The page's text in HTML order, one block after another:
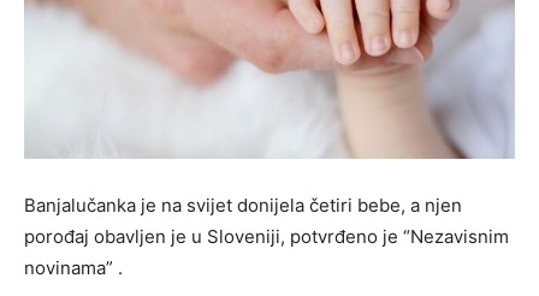
Banjalučanka je na svijet donijela četiri bebe, a njen
porođaj obavljen je u Sloveniji, potvrđeno je “Nezavisnim
novinama” .